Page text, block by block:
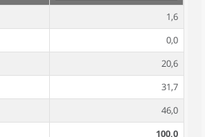
1,6
0,0
20,6
31,7
46,0
100,0